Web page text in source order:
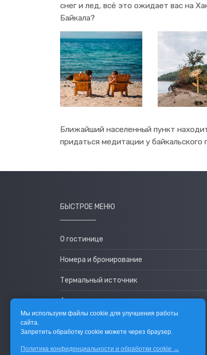
снег и лед, всё это ожидает вас на
Байкала?
Ближайший населенный пункт
придаться медитации у байкальского
БЫСТРОЕ МЕНЮ
О гостинице
Номера и бронирование
Термальный источник
Агентам
Мы используем файлы cookie для улучшения работы
сайта.
Запретить обработку cookie можете через браузер.
Политика конфиденциальности и обработки cookie →